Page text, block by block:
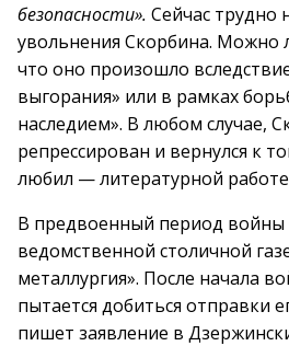
безопасности». Сейчас трудно
увольнения Скорбина.
что оно произошло
выгорания» или в рамках
наследием». В любом случае,
репрессирован и вернулся к
любил — литературной
В предвоенный период войны
ведомственной столичной
металлургия». После начала
пытается добиться отправки
пишет заявление в